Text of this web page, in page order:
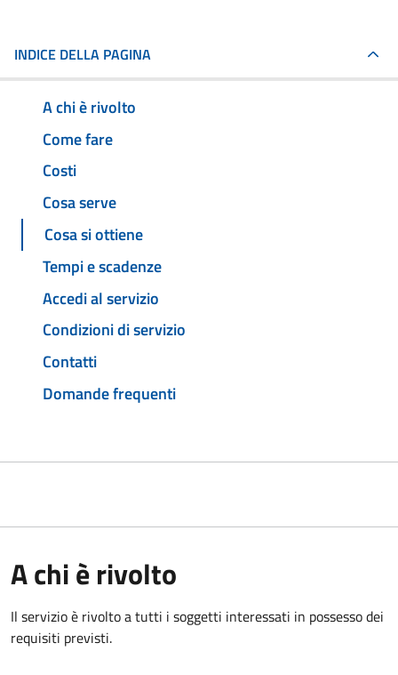
INDICE DELLA PAGINA
A chi è rivolto
Come fare
Costi
Cosa serve
Cosa si ottiene
Tempi e scadenze
Accedi al servizio
Condizioni di servizio
Contatti
Domande frequenti
A chi è rivolto
Il servizio è rivolto a tutti i soggetti interessati in possesso dei
requisiti previsti.